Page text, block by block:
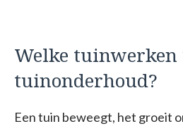
Welke
tuinonderhoud?
Een tuin beweegt, het groeit